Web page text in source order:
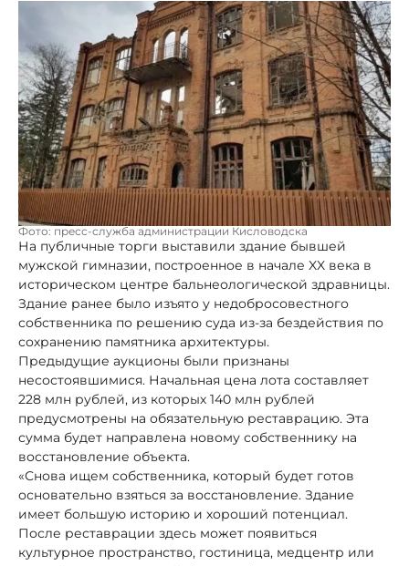
Фото: пресс-служба администрации Кисловодска
На публичные торги выставили здание бывшей
мужской гимназии, построенное в начале XX века в
историческом центре бальнеологической здравницы.
Здание ранее было изъято у недобросовестного
собственника по решению суда из-за бездействия по
сохранению памятника архитектуры.
Предыдущие аукционы были признаны
несостоявшимися. Начальная цена лота составляет
228 млн рублей, из которых 140 млн рублей
предусмотрены на обязательную реставрацию. Эта
сумма будет направлена новому собственнику на
восстановление объекта.
«Снова ищем собственника, который будет готов
основательно взяться за восстановление. Здание
имеет большую историю и хороший потенциал.
После реставрации здесь может появиться
культурное пространство, гостиница, медцентр или